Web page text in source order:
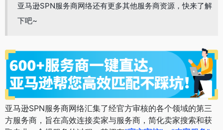
亚马逊SPN服务商网络还有更多其他服务商资源，快来了解
下吧~
亚马逊SPN服务商网络汇集了经官方审核的各个领域的第三
方服务商，旨在高效连接卖家与服务商，简化卖家搜索和获